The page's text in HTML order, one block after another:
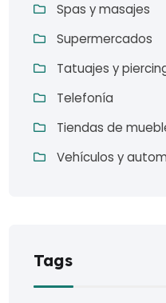
Spas y masajes
Supermercados
Tatuajes y
Telefonía
Tiendas de
Vehículos y
Tags